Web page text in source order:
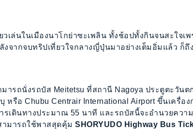
วเล่นในเมืองนาโกย่าซะเพลิน ทั้งช้อปทั้งกินจนสะใจเพ
งจากจบทริปเที่ยวใจกลางญี่ปุ่นมาอย่างเต็มอิ่มแล้ว ก็
มารถนั่งรถบัส Meitetsu ที่สถานี Nagoya ประตูตะวันต
รือ Chubu Centrair International Airport ขึ้นเครื่อ
ารเดินทางประมาณ 55 นาที และรถบัสนี้จะอำนวยควา
มารถใช้พาสสุดคุ้ม SHORYUDO Highway Bus